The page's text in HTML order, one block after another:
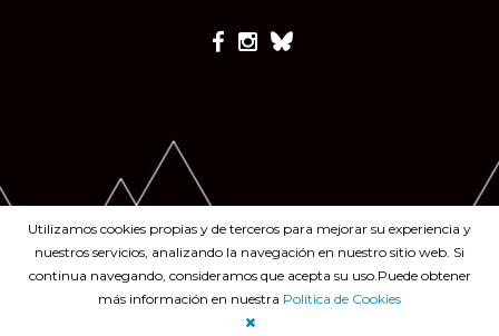
Utilizamos cookies propias y de terceros para mejorar su experiencia y
nuestros servicios, analizando la navegación en nuestro sitio web. Si
continua navegando, consideramos que acepta su uso.Puede obtener
más información en nuestra Política de Cookies